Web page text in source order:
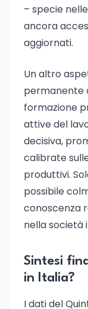
– specie
ancora
aggiornati.
Un altro
permanente
formazione
attive del
decisiva,
calibrate
produttivi.
possibile
conoscenza
nella società
Sintesi
in Italia?
I dati del